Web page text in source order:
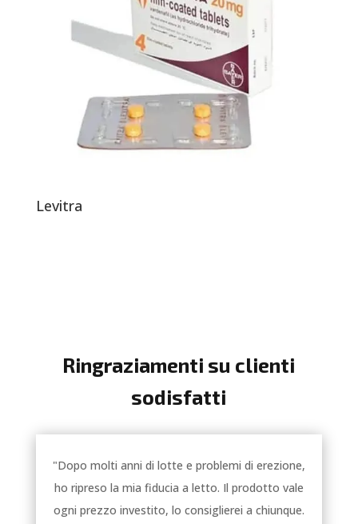
Levitra
Ringraziamenti su clienti
sodisfatti
"Dopo molti anni di lotte e problemi di erezione,
ho ripreso la mia fiducia a letto. Il prodotto vale
ogni prezzo investito, lo consiglierei a chiunque.